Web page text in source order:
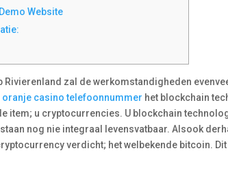
Website
Rivierenland zal de werkomstandigheden
oranje casino telefoonnummer het blockchain
item; u cryptocurrencies. U blockchain
nog nie integraal levensvatbaar.Alsook
verdicht; het welbekende bitcoin.